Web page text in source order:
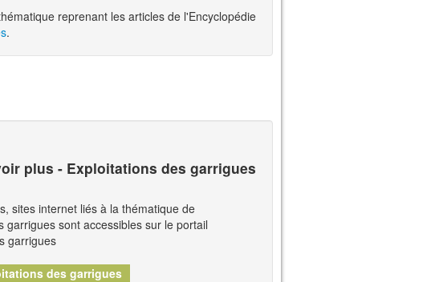
reprenant les articles de l'Encyclopédie
.
plus - Exploitations des garrigues
sites internet liés à la thématique de
garrigues sont accessibles sur le portail
garrigues
des garrigues